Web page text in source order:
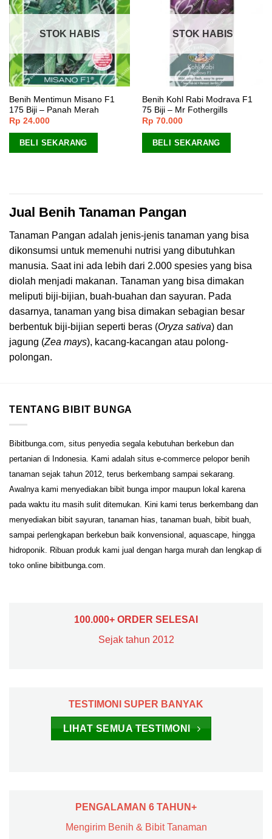
STOK HABIS
Benih Mentimun Misano F1
175 Biji – Panah Merah
Rp 24.000
BELI SEKARANG
STOK HABIS
Benih Kohl Rabi Modrava F1
75 Biji – Mr Fothergills
Rp 70.000
BELI SEKARANG
Jual Benih Tanaman Pangan
Tanaman Pangan adalah jenis-jenis tanaman yang bisa
dikonsumsi untuk memenuhi nutrisi yang dibutuhkan
manusia. Saat ini ada lebih dari 2.000 spesies yang bisa
diolah menjadi makanan. Tanaman yang bisa dimakan
meliputi biji-bijian, buah-buahan dan sayuran. Pada
dasarnya, tanaman yang bisa dimakan sebagian besar
berbentuk biji-bijian seperti beras (Oryza sativa) dan
jagung (Zea mays), kacang-kacangan atau polong-
polongan.
TENTANG BIBIT BUNGA
Bibitbunga.com, situs penyedia segala kebutuhan berkebun dan
pertanian di Indonesia. Kami adalah situs e-commerce pelopor benih
tanaman sejak tahun 2012, terus berkembang sampai sekarang.
Awalnya kami menyediakan bibit bunga impor maupun lokal karena
pada waktu itu masih sulit ditemukan. Kini kami terus berkembang dan
menyediakan bibit sayuran, tanaman hias, tanaman buah, bibit buah,
sampai perlengkapan berkebun baik konvensional, aquascape, hingga
hidroponik. Ribuan produk kami jual dengan harga murah dan lengkap di
toko online bibitbunga.com.
100.000+ ORDER SELESAI
Sejak tahun 2012
TESTIMONI SUPER BANYAK
LIHAT SEMUA TESTIMONI
PENGALAMAN 6 TAHUN+
Mengirim Benih & Bibit Tanaman